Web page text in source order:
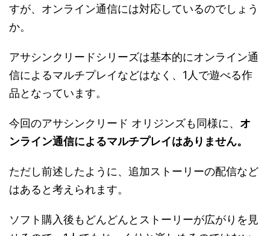
すが、オンライン通信には対応しているのでしょう
か。
アサシンクリードシリーズは基本的にオンライン通
信によるマルチプレイなどはなく、1人で遊べる作
品となっています。
今回のアサシンクリード オリジンズも同様に、 オ
ンライン通信によるマルチプレイはありません。
ただし前述したように、追加ストーリーの配信など
はあると考えられます。
ソフト購入後もどんどんとストーリーが広がりを見